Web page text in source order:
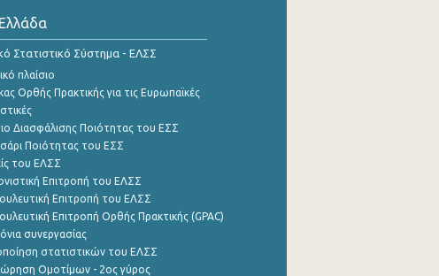
Στατιστικό Σύστημα - ΕΛΣΣ
πλαίσιο
Ορθής Πρακτικής για τις Ευρωπαϊκές
Διασφάλισης Ποιότητας του ΕΣΣ
Ποιότητας του ΕΣΣ
του ΕΛΣΣ
Επιτροπή του ΕΛΣΣ
Επιτροπή του ΕΛΣΣ
Επιτροπή Ορθής Πρακτικής (GPAC)
συνεργασίας
στατιστικών του ΕΛΣΣ
Ομοτίμων - 2ος γύρος